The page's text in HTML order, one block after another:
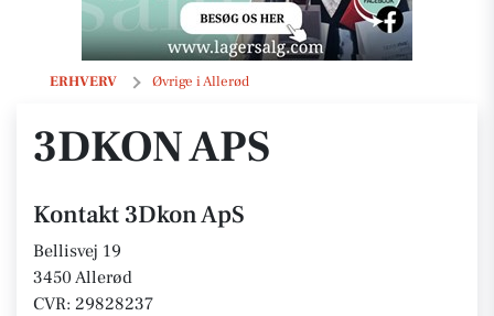
ERHVERV Øvrige i Allerød
3Dkon ApS
3DKON APS
Kontakt 3Dkon ApS
Bellisvej 19
3450 Allerød
CVR: 29828237